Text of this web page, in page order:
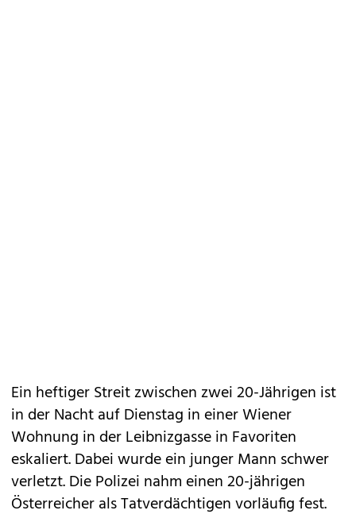
Ein heftiger Streit zwischen zwei 20-Jährigen ist
in der Nacht auf Dienstag in einer Wiener
Wohnung in der Leibnizgasse in Favoriten
eskaliert. Dabei wurde ein junger Mann schwer
verletzt. Die Polizei nahm einen 20-jährigen
Österreicher als Tatverdächtigen vorläufig fest.